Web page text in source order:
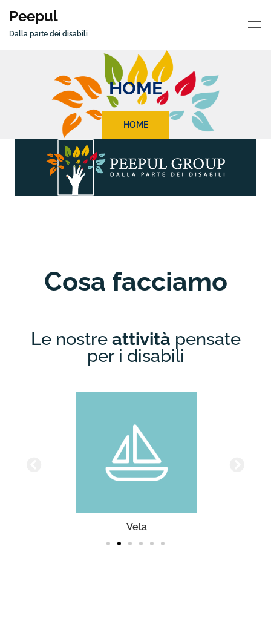
Peepul
Dalla parte dei disabili
HOME
HOME
Cosa facciamo
Le nostre attività pensate
per i disabili
Vela